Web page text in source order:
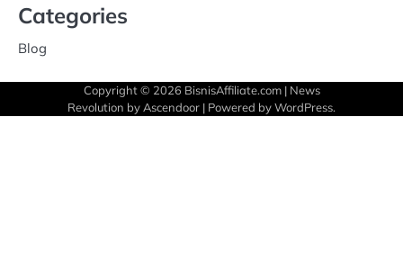
Categories
Blog
Copyright © 2026 BisnisAffiliate.com| News
Revolution by Ascendoor | Powered byWordPress.